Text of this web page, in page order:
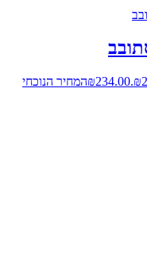
₪234.00
המחיר הנוכחי